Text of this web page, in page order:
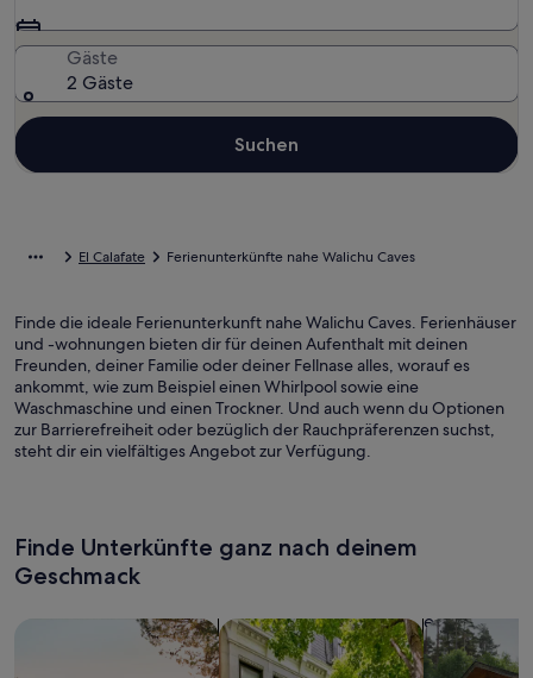
Gäste
2 Gäste
Suchen
El Calafate Ferienunterkünfte nahe Walichu Caves
Finde die ideale Ferienunterkunft nahe Walichu Caves. Ferienhäuser
und -wohnungen bieten dir für deinen Aufenthalt mit deinen
Freunden, deiner Familie oder deiner Fellnase alles, worauf es
ankommt, wie zum Beispiel einen Whirlpool sowie eine
Waschmaschine und einen Trockner. Und auch wenn du Optionen
zur Barrierefreiheit oder bezüglich der Rauchpräferenzen suchst,
steht dir ein vielfältiges Angebot zur Verfügung.
Finde Unterkünfte ganz nach deinem
Geschmack
Suche nach FerienhäusernSuche nach Ferienwohnungen oder
Suche nach